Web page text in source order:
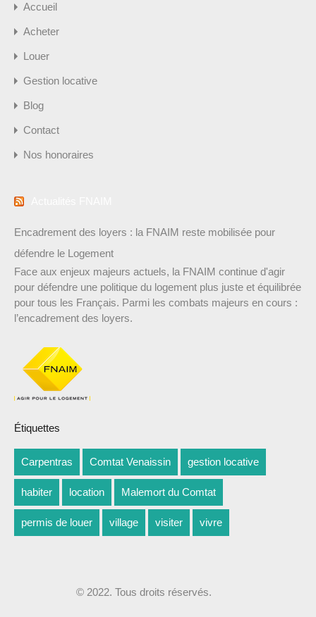
Accueil
Acheter
Louer
Gestion locative
Blog
Contact
Nos honoraires
Encadrement des loyers : la FNAIM reste mobilisée pour
défendre le Logement
Face aux enjeux majeurs actuels, la FNAIM continue d'agir
pour défendre une politique du logement plus juste et équilibrée
pour tous les Français. Parmi les combats majeurs en cours :
l’encadrement des loyers.
Étiquettes
Carpentras Comtat Venaissin gestion locative
habiter location Malemort du Comtat
permis de louer village visiter vivre
© 2022. Tous droits réservés.